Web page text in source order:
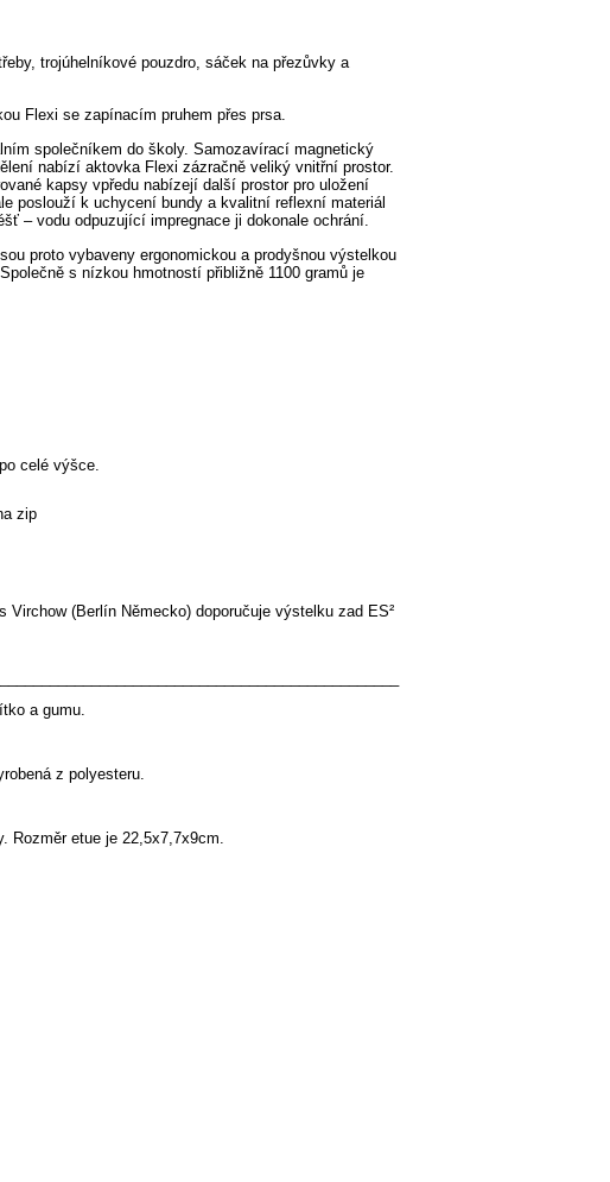
trojúhelníkové pouzdro, sáček na přezůvky a
Flexi se zapínacím pruhem přes prsa.
společníkem do školy. Samozavírací magnetický
nabízí aktovka Flexi zázračně veliký vnitřní prostor.
kapsy vpředu nabízejí další prostor pro uložení
poslouží k uchycení bundy a kvalitní reflexní materiál
– vodu odpuzující impregnace ji dokonale ochrání.
proto vybaveny ergonomickou a prodyšnou výstelkou
s nízkou hmotností přibližně 1100 gramů je
celé výšce.
zip
(Berlín Německo) doporučuje výstelku zad ES²
a gumu.
z polyesteru.
Rozměr etue je 22,5x7,7x9cm.